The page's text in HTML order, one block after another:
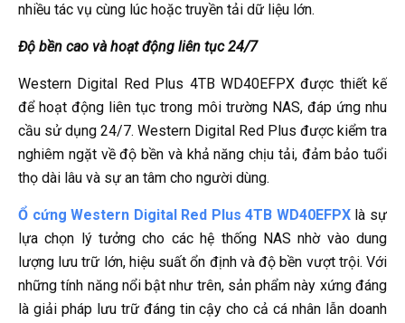
nhiều tác vụ cùng lúc hoặc truyền tải dữ liệu lớn.
Độ bền cao và hoạt động liên tục 24/7
Western Digital Red Plus 4TB WD40EFPX được thiết kế
để hoạt động liên tục trong môi trường NAS, đáp ứng nhu
cầu sử dụng 24/7. Western Digital Red Plus được kiểm tra
nghiêm ngặt về độ bền và khả năng chịu tải, đảm bảo tuổi
thọ dài lâu và sự an tâm cho người dùng.
Ổ cứng Western Digital Red Plus 4TB WD40EFPXlà sự
lựa chọn lý tưởng cho các hệ thống NAS nhờ vào dung
lượng lưu trữ lớn, hiệu suất ổn định và độ bền vượt trội. Với
những tính năng nổi bật như trên, sản phẩm này xứng đáng
là giải pháp lưu trữ đáng tin cậy cho cả cá nhân lẫn doanh